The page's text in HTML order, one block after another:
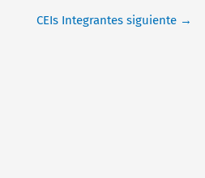
CEIs Integrantes siguiente →